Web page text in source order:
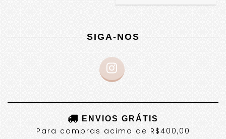
SIGA-NOS
ENVIOS GRÁTIS
Para compras acima de R$400,00